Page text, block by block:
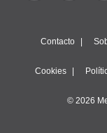
Contacto
Cookies
© 2026